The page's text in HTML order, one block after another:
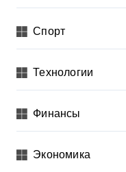
Спорт
Технологии
Финансы
Экономика